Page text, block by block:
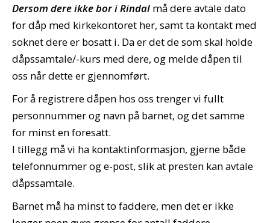
Dersom dere ikke bor i Rindal må dere avtale dato
for dåp med kirkekontoret her, samt ta kontakt med
soknet dere er bosatt i. Da er det de som skal holde
dåpssamtale/-kurs med dere, og melde dåpen til
oss når dette er gjennomført.
For å registrere dåpen hos oss trenger vi fullt
personnummer og navn på barnet, og det samme
for minst en foresatt.
I tillegg må vi ha kontaktinformasjon, gjerne både
telefonnummer og e-post, slik at presten kan avtale
dåpssamtale.
Barnet må ha minst to faddere, men det er ikke